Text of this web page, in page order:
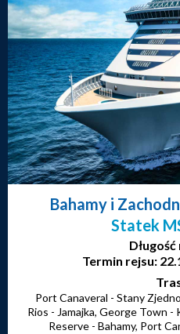
Bahamy i
Statek
Termin rejsu:
Port Canaveral - Stany
Rios - Jamajka, George Town -
Reserve - Bahamy, Port